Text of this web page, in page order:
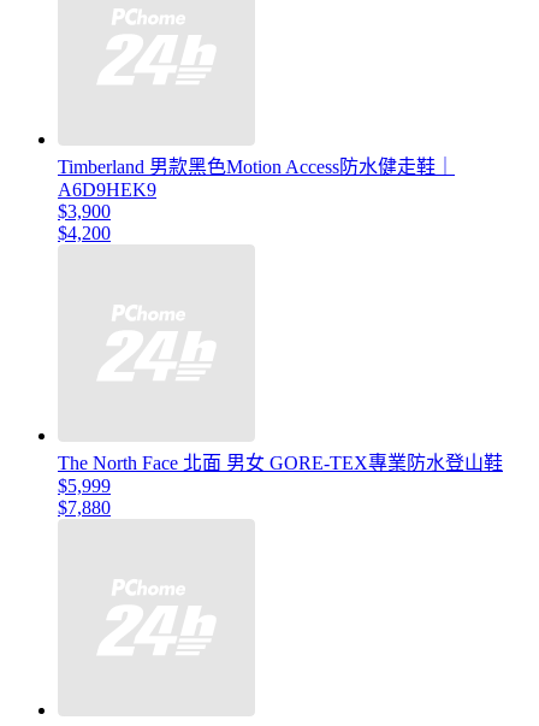
Timberland 男款黑色Motion Access防水健走鞋｜
A6D9HEK9
$3,900
$4,200
The North Face 北面 男女 GORE-TEX專業防水登山鞋
$5,999
$7,880